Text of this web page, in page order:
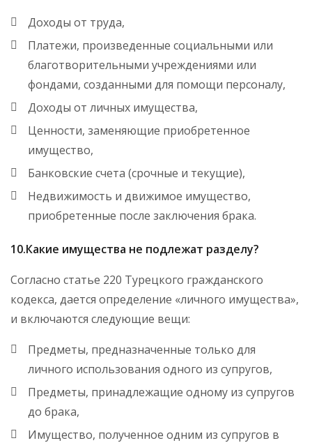
Доходы от труда,
Платежи, произведенные социальными или
благотворительными учреждениями или
фондами, созданными для помощи персоналу,
Доходы от личных имущества,
Ценности, заменяющие приобретенное
имущество,
Банковские счета (срочные и текущие),
Недвижимость и движимое имущество,
приобретенные после заключения брака.
10.Какие имущества не подлежат разделу?
Согласно статье 220 Турецкого гражданского
кодекса, дается определение «личного имущества»,
и включаются следующие вещи:
Предметы, предназначенные только для
личного использования одного из супругов,
Предметы, принадлежащие одному из супругов
до брака,
Имущество, полученное одним из супругов в